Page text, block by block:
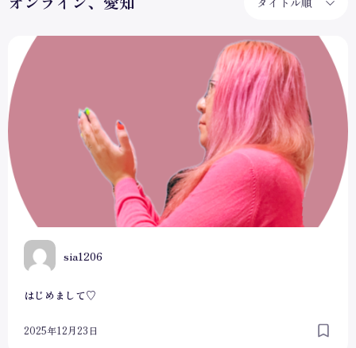
S sia1206
はじめまして♡
2025年12月23日
はじめまして♡